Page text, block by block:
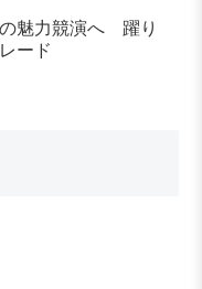
魅力競演へ 躍り
ード